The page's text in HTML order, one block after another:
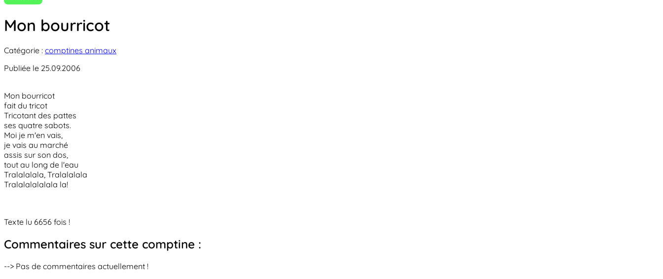
Mon bourricot
Catégorie : comptines animaux
Publiée le 25.09.2006
Mon bourricot
fait du tricot
Tricotant des pattes
ses quatre sabots.
Moi je m'en vais,
je vais au marché
assis sur son dos,
tout au long de l'eau
Tralalalala, Tralalalala
Tralalalalalala la!
Texte lu 6656 fois !
Commentaires sur cette comptine :
--> Pas de commentaires actuellement !